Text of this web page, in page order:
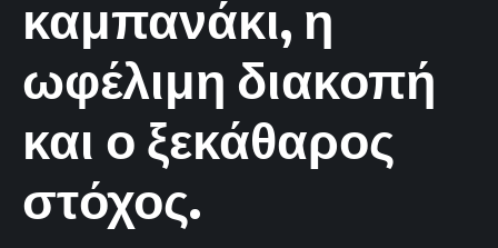
καμπανάκι, η
ωφέλιμη διακοπή
και ο ξεκάθαρος
στόχος.